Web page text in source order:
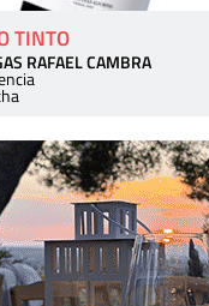
TINTO
RAFAEL CAMBRA